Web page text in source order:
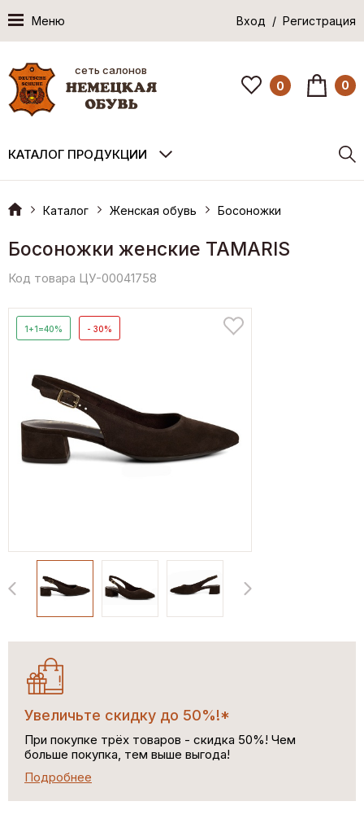
Меню Вход / Регистрация
сеть салонов
0 0
КАТАЛОГ ПРОДУКЦИИ
Каталог Женская обувь Босоножки
Босоножки женские TAMARIS
Код товара ЦУ-00041758
1+1=40% - 30%
Увеличьте скидку до 50%!*
При покупке трёх товаров - скидка 50%! Чем
больше покупка, тем выше выгода!
Подробнее